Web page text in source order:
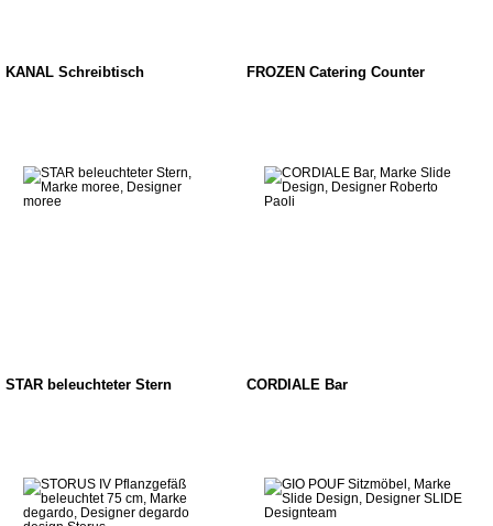
KANAL Schreibtisch FROZEN Catering Counter
STAR beleuchteter Stern CORDIALE Bar